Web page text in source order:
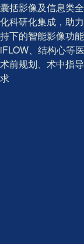
囊括影像及信息类
化科研化集成，助
持下的智能影像功
iFLOW、结构心等
术前规划、术中指
求